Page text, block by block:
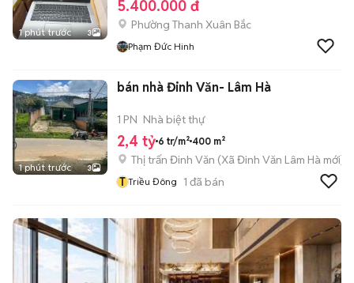
1 phút trước 3
5.400.000 đ
Phường Thanh Xuân Bắc
Phạm Đức Hinh
1 phút trước 3
bán nhà Đinh Văn- Lâm Hà
1 PN Nhà biệt thự
2,4 tỷ 6 tr/m² 400 m²
Thị trấn Đinh Văn (Xã Đinh Văn Lâm Hà mới)
T Triều Đông 1 đã bán